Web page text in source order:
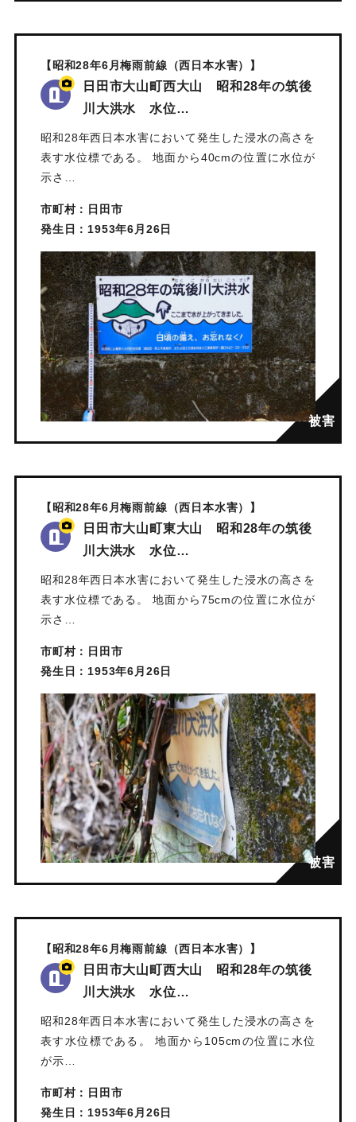
【昭和28年6月梅雨前線（西日本水害）】
日田市大山町西大山 昭和28年の筑後
川大洪水 水位…
昭和28年西日本水害において発生した浸水の高さを
表す水位標である。 地面から40cmの位置に水位が
示さ…
市町村：日田市
発生日：1953年6月26日
【昭和28年6月梅雨前線（西日本水害）】
日田市大山町東大山 昭和28年の筑後
川大洪水 水位…
昭和28年西日本水害において発生した浸水の高さを
表す水位標である。 地面から75cmの位置に水位が
示さ…
市町村：日田市
発生日：1953年6月26日
【昭和28年6月梅雨前線（西日本水害）】
日田市大山町西大山 昭和28年の筑後
川大洪水 水位…
昭和28年西日本水害において発生した浸水の高さを
表す水位標である。 地面から105cmの位置に水位
が示…
市町村：日田市
発生日：1953年6月26日